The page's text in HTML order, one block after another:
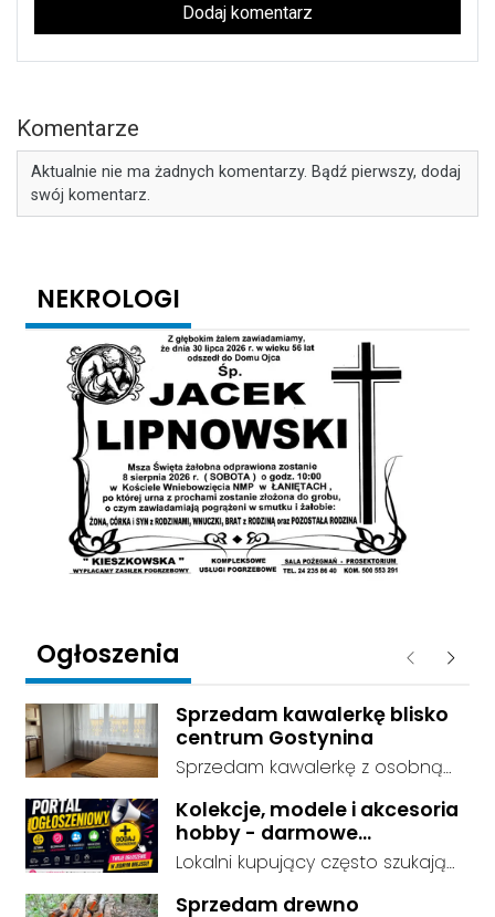
Dodaj komentarz
Komentarze
Aktualnie nie ma żadnych komentarzy. Bądź pierwszy, dodaj
swój komentarz.
NEKROLOGI
Ogłoszenia Poprzednie
Sprzedam kawalerkę blisko
centrum Gostynina
Sprzedam kawalerkę z osobną
Stan dobry - do zamieszkania, 3
piętro. Standard wykończenia -
dobry. cena do negocjacji.
Kolekcje, modele i akcesoria
hobby - darmowe
ogłoszenia, dodaj swoje za
Lokalni kupujący często szukają
Sprzedam drewno